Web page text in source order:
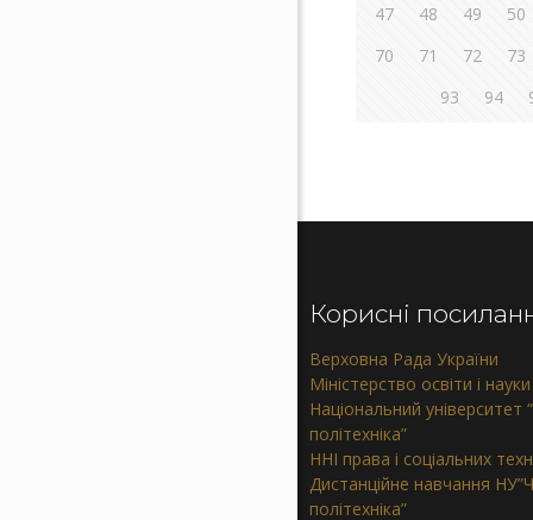
47
48 49
50
70
71 72
73
93
94
Корисні
Верховна Рада України
Міністерство освіти і
Національний університет
політехніка”
ННІ права і соціальних
Дистанційне навчання
політехніка”